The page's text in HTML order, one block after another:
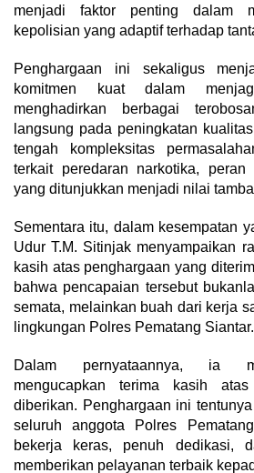
menjadi faktor penting dalam
kepolisian yang adaptif terhadap
Penghargaan ini sekaligus
komitmen kuat dalam
menghadirkan berbagai
langsung pada peningkatan
tengah kompleksitas
terkait peredaran narkotika,
yang ditunjukkan menjadi nilai
Sementara itu, dalam kesempatan
Udur T.M. Sitinjak menyampaikan
kasih atas penghargaan yang
bahwa pencapaian tersebut
semata, melainkan buah dari kerja
lingkungan Polres Pematang Siantar.
Dalam pernyataannya, ia
mengucapkan terima kasih
diberikan. Penghargaan ini
seluruh anggota Polres
bekerja keras, penuh dedikasi,
memberikan pelayanan terbaik